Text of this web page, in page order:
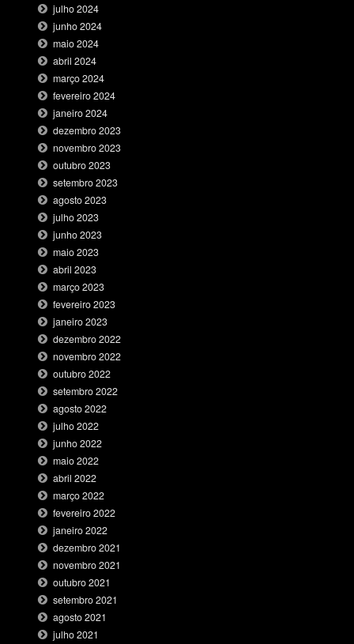
julho 2024
junho 2024
maio 2024
abril 2024
março 2024
fevereiro 2024
janeiro 2024
dezembro 2023
novembro 2023
outubro 2023
setembro 2023
agosto 2023
julho 2023
junho 2023
maio 2023
abril 2023
março 2023
fevereiro 2023
janeiro 2023
dezembro 2022
novembro 2022
outubro 2022
setembro 2022
agosto 2022
julho 2022
junho 2022
maio 2022
abril 2022
março 2022
fevereiro 2022
janeiro 2022
dezembro 2021
novembro 2021
outubro 2021
setembro 2021
agosto 2021
julho 2021